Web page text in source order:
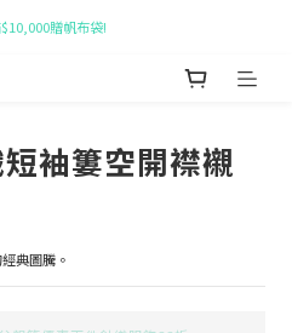
贈 $50購物金!
贈帆布袋!
袖簍空開襟襯
典圖騰。